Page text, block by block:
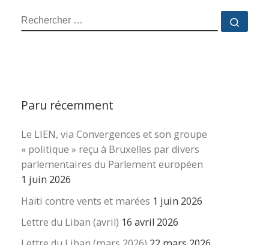
RECHERCHER
Paru récemment
Le LIEN, via Convergences et son groupe
« politique » reçu à Bruxelles par divers
parlementaires du Parlement européen
1 juin 2026
Haïti contre vents et marées 1 juin 2026
Lettre du Liban (avril) 16 avril 2026